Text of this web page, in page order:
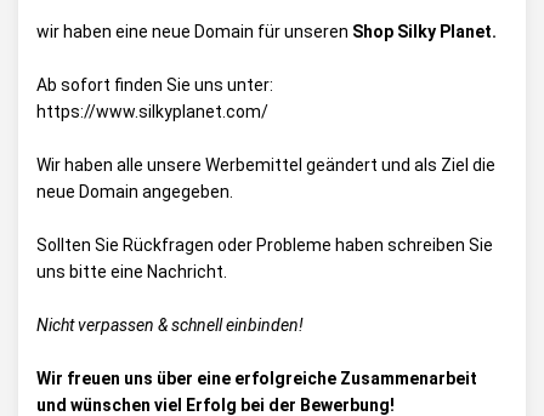
wir haben eine neue Domain für unseren Shop Silky Planet.
Ab sofort finden Sie uns unter:
https://www.silkyplanet.com/
Wir haben alle unsere Werbemittel geändert und als Ziel die
neue Domain angegeben.
Sollten Sie Rückfragen oder Probleme haben schreiben Sie
uns bitte eine Nachricht.
Nicht verpassen & schnell einbinden!
Wir freuen uns über eine erfolgreiche Zusammenarbeit
und wünschen viel Erfolg bei der Bewerbung!